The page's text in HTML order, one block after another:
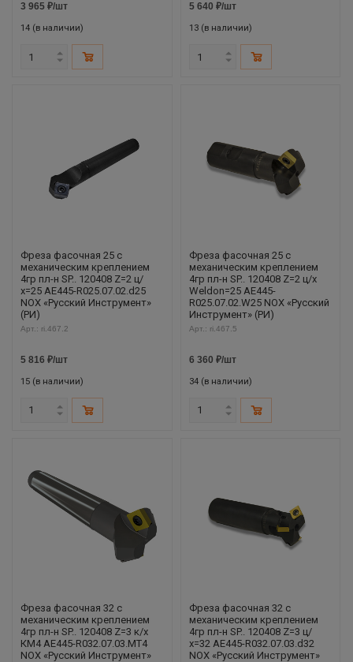
3 965 ₽/шт
14 (в наличии)
5 640 ₽/шт
13 (в наличии)
Фреза фасочная 25 с
механическим креплением
4гр пл-н SP.. 120408 Z=2 ц/
х=25 AE445-R025.07.02.d25
NOX «Русский Инструмент»
(РИ)
Арт.: ri.467.2
5 816 ₽/шт
15 (в наличии)
Фреза фасочная 25 с
механическим креплением
4гр пл-н SP.. 120408 Z=2 ц/х
Weldon=25 AE445-
R025.07.02.W25 NOX «Русский
Инструмент» (РИ)
Арт.: ri.467.5
6 360 ₽/шт
34 (в наличии)
Фреза фасочная 32 с
механическим креплением
4гр пл-н SP.. 120408 Z=3 к/х
КМ4 AE445-R032.07.03.MT4
NOX «Русский Инструмент»
Фреза фасочная 32 с
механическим креплением
4гр пл-н SP.. 120408 Z=3 ц/
х=32 AE445-R032.07.03.d32
NOX «Русский Инструмент»